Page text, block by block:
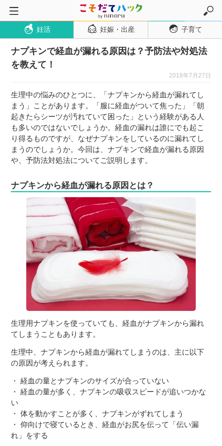
トップページ
妊活
妊娠・出産
妊娠初期
妊娠中期
妊娠後期
出産
０歳児
３〜６歳児
７〜１２歳児
妊活 妊娠・出産 子育て
ナプキンで経血が漏れる原因は？予防法や対処法
を教えて！
2018年7月27日
生理中の悩みのひとつに、「ナプキンから経血が漏れてし
まう」ことがあります。「服に経血がついて焦った」「朝
起きたらシーツが汚れていて困った」という経験がある人
も多いのではないでしょうか。経血の漏れは誰にでも起こ
り得るものですが、なぜナプキンをしているのに漏れてし
まうのでしょうか。今回は、ナプキンで経血が漏れる原因
や、予防法対処法についてご説明します。
ナプキンから経血が漏れる原因とは？
生理用ナプキンを使っていても、経血がナプキンから漏れ
てしまうこともあります。
生理中、ナプキンから経血が漏れてしまうのは、主に以下
の原因が考えられます。
・ 経血の量とナプキンのサイズが合っていない
・ 経血の量が多く、ナプキンの吸収スピードが追いつかな
い
・ 体を動かすことが多く、ナプキンがずれてしまう
・ 仰向けで寝ているとき、経血がお尻を伝って「伝い漏
れ」をする